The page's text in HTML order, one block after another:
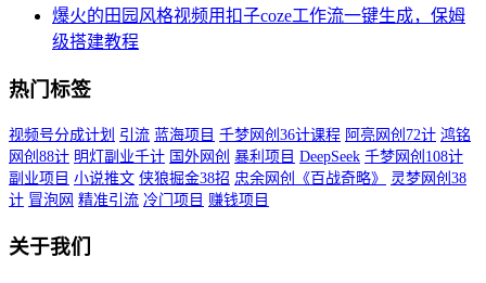
爆火的田园风格视频用扣子coze工作流一键生成，保姆
级搭建教程
热门标签
视频号分成计划 引流 蓝海项目 千梦网创36计课程 阿亮网创72计 鸿铭
网创88计 明灯副业千计 国外网创 暴利项目 DeepSeek 千梦网创108计
副业项目 小说推文 侠狼掘金38招 忠余网创《百战奇略》
灵梦网创38
计 冒泡网 精准引流 冷门项目 赚钱项目
关于我们